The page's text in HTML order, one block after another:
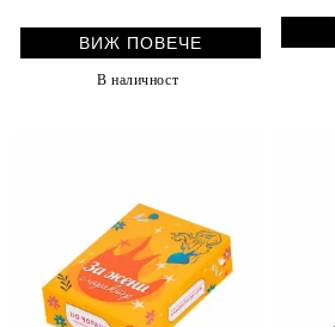
ВИЖ ПОВЕЧЕ
В наличност